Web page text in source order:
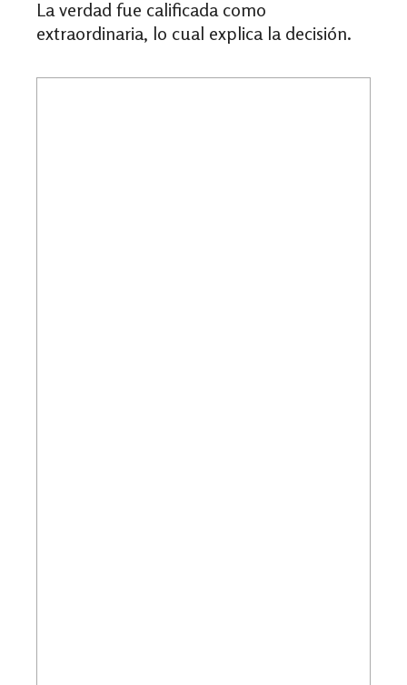
La verdad fue calificada como
extraordinaria, lo cual explica la decisión.